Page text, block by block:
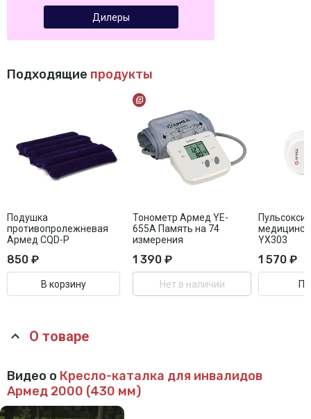
Дилеры
Подходящие продукты
Подушка
противопролежневая
Армед CQD-P
850 ₽
В корзину
Тонометр Армед YE-
655A Память на 74
измерения
1 390 ₽
Нет в наличии
YX303
1 570 ₽
О товаре
Видео о Кресло-каталка для инвалидов
Армед 2000 (430 мм)